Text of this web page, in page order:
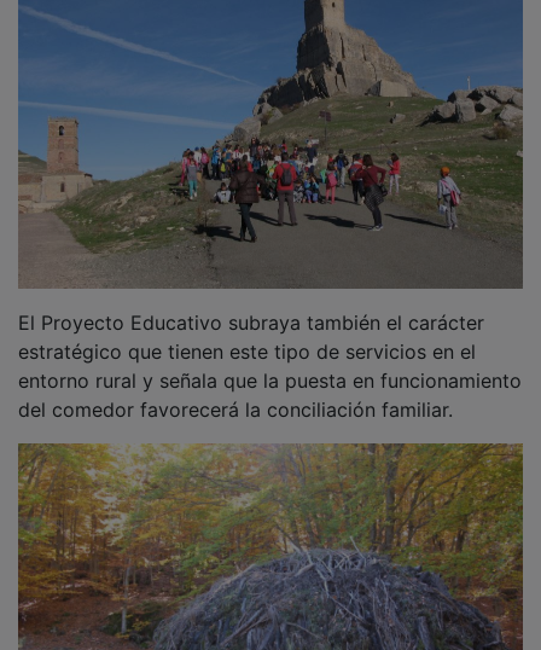
El Proyecto Educativo subraya también el carácter
estratégico que tienen este tipo de servicios en el
entorno rural y señala que la puesta en funcionamiento
del comedor favorecerá la conciliación familiar.